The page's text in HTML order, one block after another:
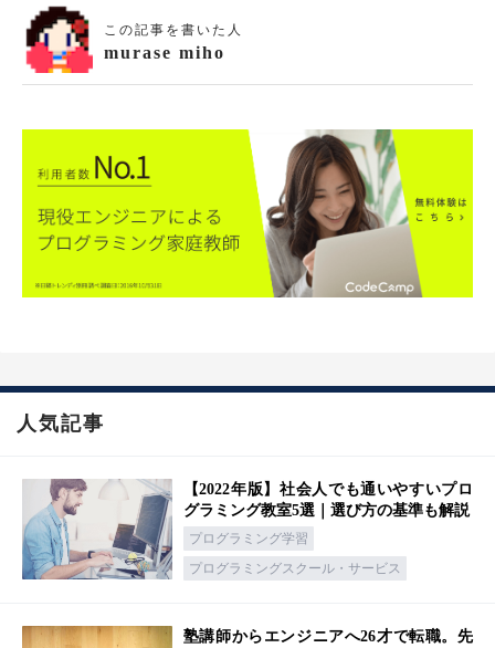
この記事を書いた人
murase miho
人気記事
【2022年版】社会人でも通いやすいプロ
グラミング教室5選｜選び方の基準も解説
プログラミング学習
プログラミングスクール・サービス
塾講師からエンジニアへ26才で転職。先